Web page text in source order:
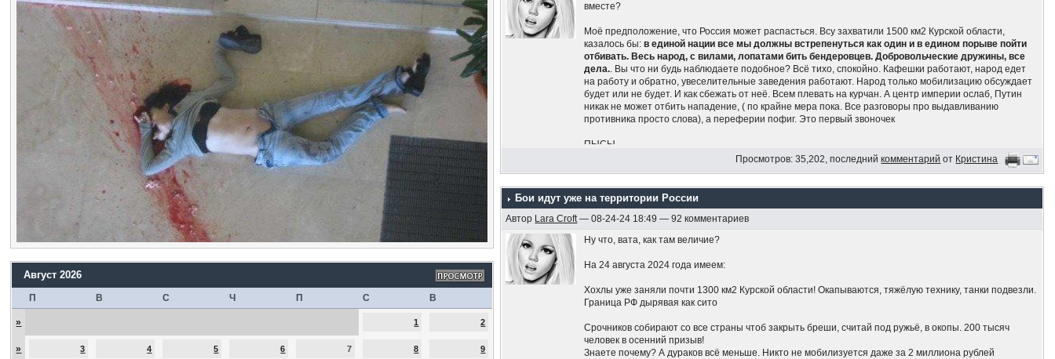
Август 2026
П В С Ч П С В
» 1 2
» 3 4 5 6 7 8 9
вместе?
Моё предположение, что Россия может распасться. Всу захватили 1500 км2 Курской области,
казалось бы:в единой нации все мы должны встрепенуться как один и в едином порыве пойти
отбивать. Весь народ, с вилами, лопатами бить бендеровцев. Добровольческие дружины, все
дела.. Вы что ни будь наблюдаете подобное? Всё тихо, спокойно. Кафешки работают, народ едет
на работу и обратно, увеселительные заведения работают. Народ только мобилизацию обсуждает
будет или не будет. И как сбежать от неё. Всем плевать на курчан. А центр империи ослаб, Путин
никак не может отбить нападение, ( по крайне мера пока. Все разговоры про выдавливанию
противника просто слова), а переферии пофиг. Это первый звоночек
ПЫСЫ
1)Владимир Путин заявил что в России модно иметь много детей
2)В России 20% семей с детьми не могут позволить себе хоть что-то, кроме еды, — заявила глава
Также 45-60% семей с детьми могут приобрести только еду и одежду, но не крупные бытовые
приборы. В общей сложности около 70% семей с детьми можно назвать бедными, — заявила
Просмотров: 35,202, последнийкомментарий от Кристина
Бои идут уже на территории России
Автор Lara Croft— 08-24-24 18:49 — 92 комментариев
Ну что, вата, как там величие?
На 24 августа 2024 года имеем:
Хохлы уже заняли почти 1300 км2 Курской области! Окапываются, тяжёлую технику, танки подвезли.
Граница РФ дырявая как сито
Срочников собирают со все страны чтоб закрыть бреши, считай под ружьё, в окопы. 200 тысяч
человек в осенний призыв!
Знаете почему? А дураков всё меньше. Никто не мобилизуется даже за 2 миллиона рублей